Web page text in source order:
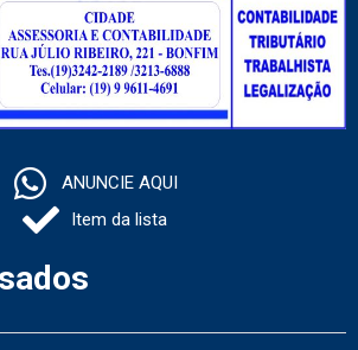
ANUNCIE AQUI
Item da lista